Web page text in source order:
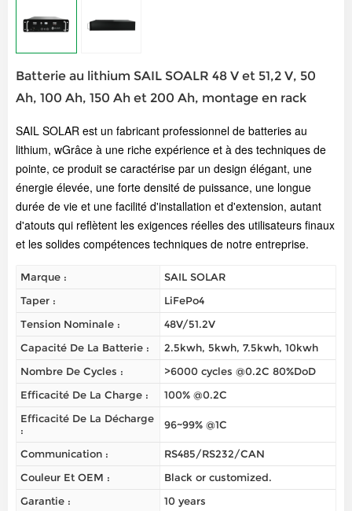
Batterie au lithium SAIL SOALR 48 V et 51,2 V, 50
Ah, 100 Ah, 150 Ah et 200 Ah, montage en rack
SAIL SOLAR est un fabricant professionnel de batteries au
lithium, wGrâce à une riche expérience et à des techniques de
pointe, ce produit se caractérise par un design élégant, une
énergie élevée, une forte densité de puissance, une longue
durée de vie et une facilité d'installation et d'extension, autant
d'atouts qui reflètent les exigences réelles des utilisateurs finaux
et les solides compétences techniques de notre entreprise.
Marque :
SAIL SOLAR
Taper :
LiFePo4
Tension Nominale :
48V/51.2V
Capacité De La Batterie :
2.5kwh, 5kwh, 7.5kwh, 10kwh
Nombre De Cycles :
>6000 cycles @0.2C 80%DoD
Efficacité De La Charge :
100% @0.2C
Efficacité De La Décharge
:
96~99% @1C
Communication :
RS485/RS232/CAN
Couleur Et OEM :
Black or customized.
Garantie :
10 years